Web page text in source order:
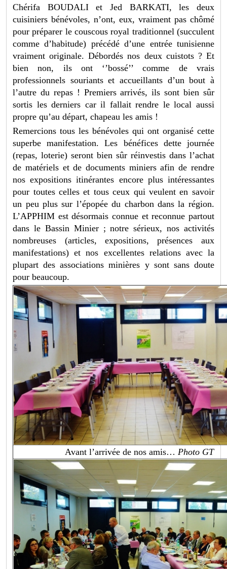
Chérifa BOUDALI et Jed BARKATI, les deux
cuisiniers bénévoles, n’ont, eux, vraiment pas chômé
pour préparer le couscous royal traditionnel (succulent
comme d’habitude) précédé d’une entrée tunisienne
vraiment originale. Débordés nos deux cuistots ? Et
bien non, ils ont ‘’bossé’’ comme de vrais
professionnels souriants et accueillants d’un bout à
l’autre du repas ! Premiers arrivés, ils sont bien sûr
sortis les derniers car il fallait rendre le local aussi
propre qu’au départ, chapeau les amis !
Remercions tous les bénévoles qui ont organisé cette
superbe manifestation. Les bénéfices dette journée
(repas, loterie) seront bien sûr réinvestis dans l’achat
de matériels et de documents miniers afin de rendre
nos expositions itinérantes encore plus intéressantes
pour toutes celles et tous ceux qui veulent en savoir
un peu plus sur l’épopée du charbon dans la région.
L’APPHIM est désormais connue et reconnue partout
dans le Bassin Minier ; notre sérieux, nos activités
nombreuses (articles, expositions, présences aux
manifestations) et nos excellentes relations avec la
plupart des associations minières y sont sans doute
pour beaucoup.
Avant l’arrivée de nos amis…Photo GT